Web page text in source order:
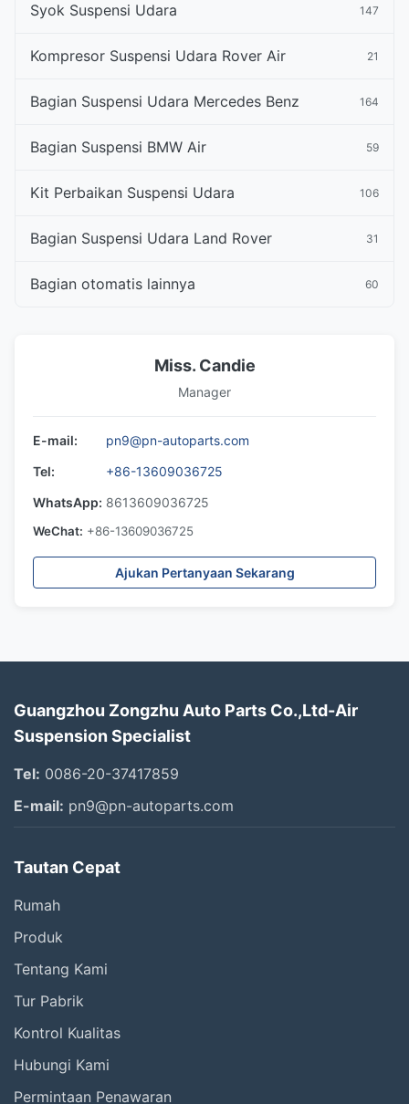
Syok Suspensi Udara 147
Kompresor Suspensi Udara Rover Air 21
Bagian Suspensi Udara Mercedes Benz 164
Bagian Suspensi BMW Air 59
Kit Perbaikan Suspensi Udara 106
Bagian Suspensi Udara Land Rover 31
Bagian otomatis lainnya 60
Miss. Candie
Manager
E-mail:
pn9@pn-autoparts.com
Tel:
+86-13609036725
WhatsApp: 8613609036725
WeChat: +86-13609036725
Ajukan Pertanyaan Sekarang
Guangzhou Zongzhu Auto Parts Co.,Ltd-Air
Suspension Specialist
Tel: 0086-20-37417859
E-mail: pn9@pn-autoparts.com
Tautan Cepat
Rumah
Produk
Tentang Kami
Tur Pabrik
Kontrol Kualitas
Hubungi Kami
Permintaan Penawaran